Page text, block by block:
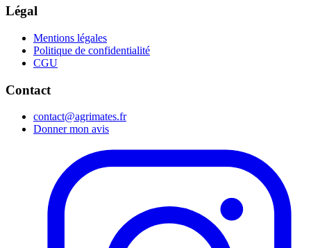
Légal
Mentions légales
Politique de confidentialité
CGU
Contact
contact@agrimates.fr
Donner mon avis